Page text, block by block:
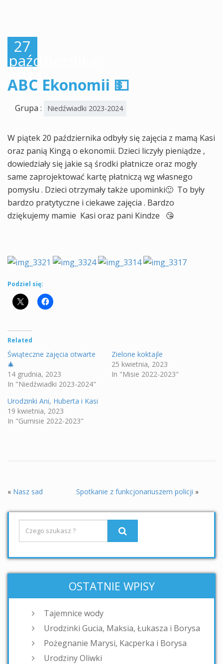
27
października,
2023
ABC Ekonomii 💵
Grupa : Niedźwiadki 2023-2024
W piątek 20 października odbyły się zajęcia z mamą Kasi
oraz panią Kingą o ekonomii. Dzieci liczyły pieniądze ,
dowiedziały się jakie są środki płatnicze oraz mogły
same zaprojektować kartę płatniczą wg własnego
pomysłu . Dzieci otrzymały także upominki🙂 To były
bardzo pratytyczne i ciekawe zajęcia . Bardzo
dziękujemy mamie Kasi oraz pani Kindze 😘
Podziel się:
Related
Świąteczne zajęcia otwarte
🎄
14 grudnia, 2023
In "Niedźwiadki 2023-2024"
Zielone koktajle
25 kwietnia, 2023
In "Misie 2022-2023"
Urodzinki Ani, Huberta i Kasi
19 kwietnia, 2023
In "Gumisie 2022-2023"
« Nasz sad Spotkanie z funkcjonariuszem policji »
OSTATNIE WPISY
Tajemnice wody
Urodzinki Gucia, Maksia, Łukasza i Borysa
Pożegnanie Marysi, Kacperka i Borysa
Urodziny Oliwki